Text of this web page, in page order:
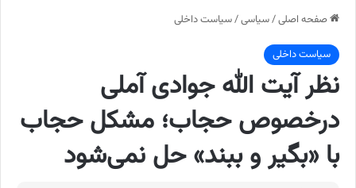
صفحه اصلی/سیاسی/سیاست داخلی
سیاست داخلی
نظر آیت الله جوادی آملی
درخصوص حجاب؛ مشکل حجاب
با «بگیر و ببند» حل نمی‌شود